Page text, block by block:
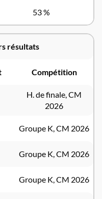
53 %
résultats
Compétition
H. de finale, CM
2026
Groupe K, CM 2026
Groupe K, CM 2026
Groupe K, CM 2026